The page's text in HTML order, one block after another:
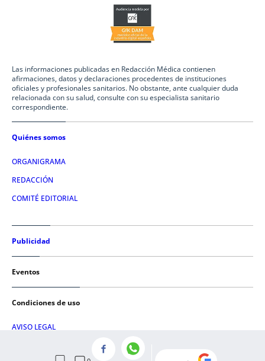
Las informaciones publicadas en Redacción Médica contienen
afirmaciones, datos y declaraciones procedentes de instituciones
oficiales y profesionales sanitarios. No obstante, ante cualquier duda
relacionada con su salud, consulte con su especialista sanitario
correspondiente.
Quiénes somos
ORGANIGRAMA
REDACCIÓN
COMITÉ EDITORIAL
Publicidad
Eventos
Condiciones de uso
AVISO LEGAL